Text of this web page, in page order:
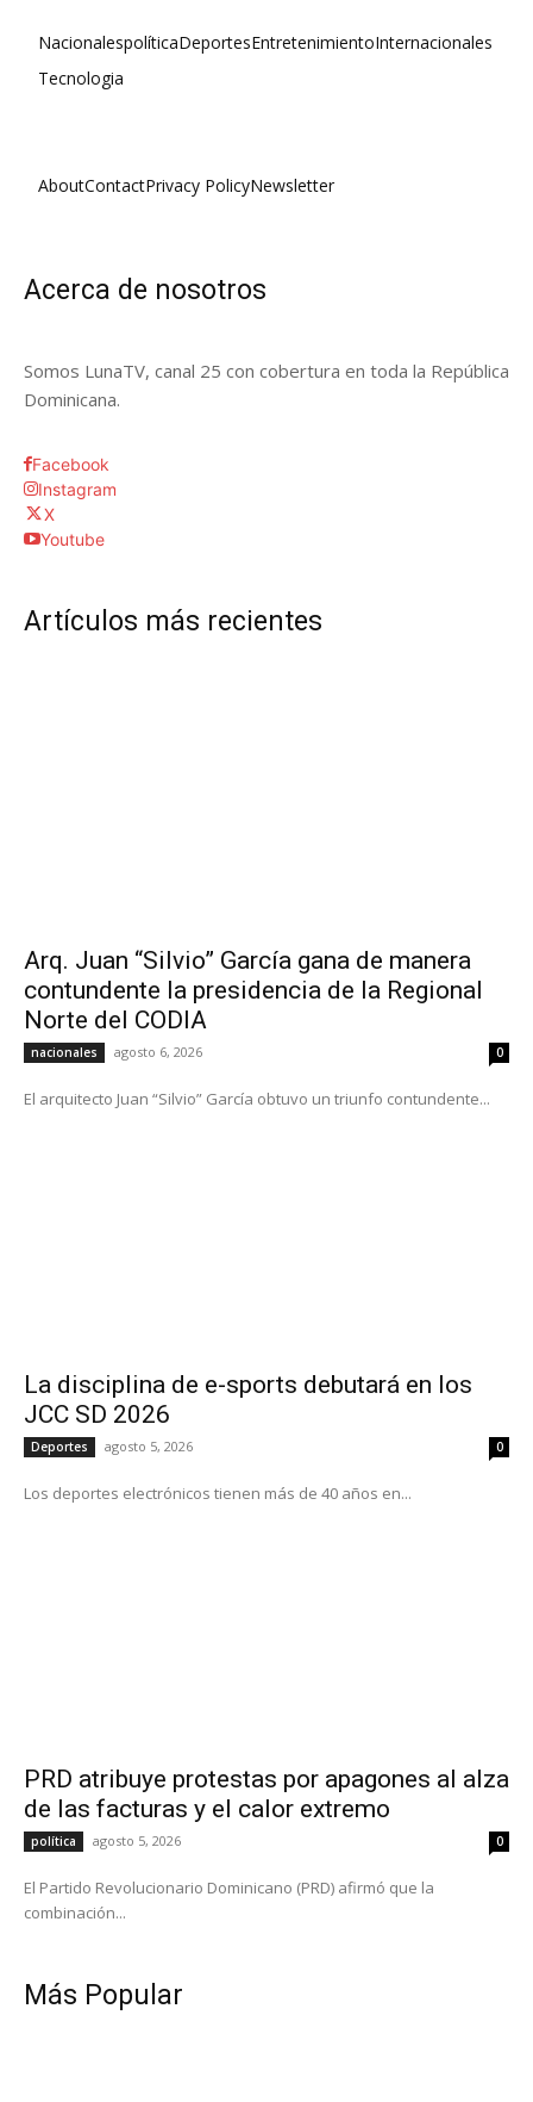
NacionalespolíticaDeportesEntretenimientoInternacionales
Tecnologia
AboutContactPrivacy PolicyNewsletter
Acerca de nosotros
Somos LunaTV, canal 25 con cobertura en toda la República
Dominicana.
Facebook
Instagram
X
Youtube
Artículos más recientes
Arq. Juan “Silvio” García gana de manera
contundente la presidencia de la Regional
Norte del CODIA
nacionales agosto 6, 2026 0
El arquitecto Juan “Silvio” García obtuvo un triunfo contundente...
La disciplina de e-sports debutará en los
JCC SD 2026
Deportes agosto 5, 2026 0
Los deportes electrónicos tienen más de 40 años en...
PRD atribuye protestas por apagones al alza
de las facturas y el calor extremo
política agosto 5, 2026 0
El Partido Revolucionario Dominicano (PRD) afirmó que la
combinación...
Más Popular